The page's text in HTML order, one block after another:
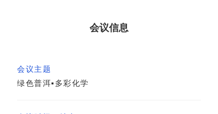
会议信息
会议主题
绿色普洱▪多彩化学